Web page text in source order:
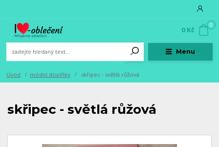
Menu
0
0 Kč
Úvod módní doplňky skřipec - světlá růžová
skřipec - světlá růžová